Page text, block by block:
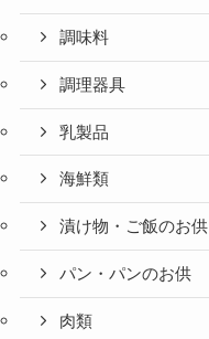
調味料
調理器具
乳製品
海鮮類
漬け物・ご飯のお供
パン・パンのお供
肉類